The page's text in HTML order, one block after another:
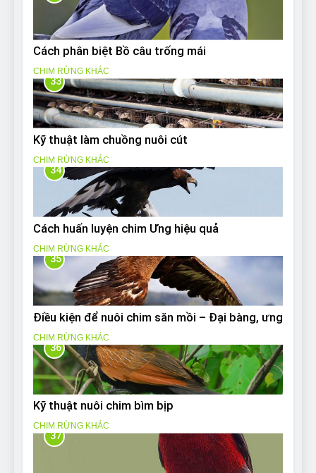
Cách phân biệt Bồ câu trống mái
CHIM RỪNG KHÁC
33
Kỹ thuật làm chuồng nuôi cút
CHIM RỪNG KHÁC
34
Cách huấn luyện chim Ưng hiệu quả
CHIM RỪNG KHÁC
35
Điều kiện để nuôi chim săn mồi – Đại bàng, ưng
CHIM RỪNG KHÁC
36
Kỹ thuật nuôi chim bìm bịp
CHIM RỪNG KHÁC
37